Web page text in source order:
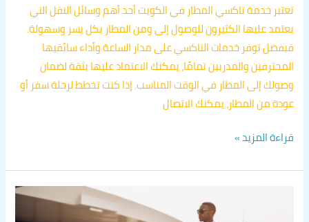
تعتبر خدمة تاكسي المطار في الكويت أحد أهم وسائل النقل التي
يعتمد عليها الكثيرون للوصول إلى ومن المطار بكل يسر وسهولة.
فبفضل توفر خدمات التاكسي على مدار الساعة وأداء سائقيها
المحترفين والمدربين تمامًا، يمكنك الاعتماد عليها بثقة لضمان
وصولك إلى المطار في الوقت المناسب. إذا كنت تخطط لرحلة سفر أو
عودة من المطار، يمكنك الاتصال
قراءة المزيد »